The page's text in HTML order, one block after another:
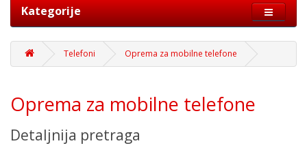
Kategorije
Telefoni Oprema za mobilne telefone
Oprema za mobilne telefone
Detaljnija pretraga